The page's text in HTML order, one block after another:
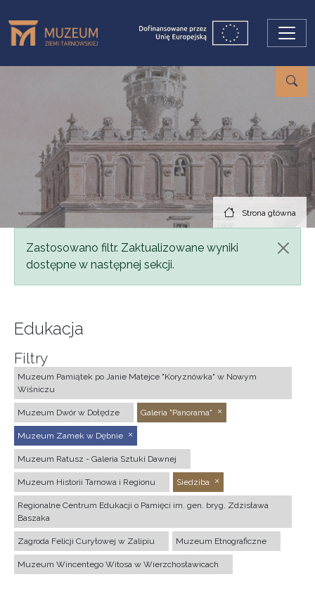
Strona główna
Komunikat
Zastosowano filtr. Zaktualizowane wyniki
dostępne w następnej sekcji.
Edukacja
Filtry
Muzeum Pamiątek po Janie Matejce "Koryznówka" w Nowym
Wiśniczu
Muzeum Dwór w Dołędze Galeria "Panorama"
Muzeum Zamek w Dębnie
Muzeum Ratusz - Galeria Sztuki Dawnej
Muzeum Historii Tarnowa i Regionu Siedziba
Regionalne Centrum Edukacji o Pamięci im. gen. bryg. Zdzisława
Baszaka
Zagroda Felicji Curyłowej w Zalipiu Muzeum Etnograficzne
Muzeum Wincentego Witosa w Wierzchosławicach